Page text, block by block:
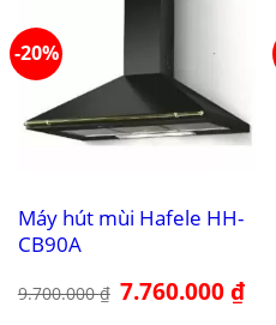
-20%
Máy hút mùi Hafele HH-
CB90A
9.700.000₫ Giá
gốc
7.760.000₫Giá
hiện